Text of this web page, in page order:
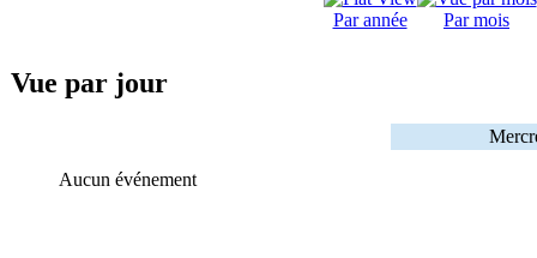
Par année Par mois
Vue par jour
Aucun événement